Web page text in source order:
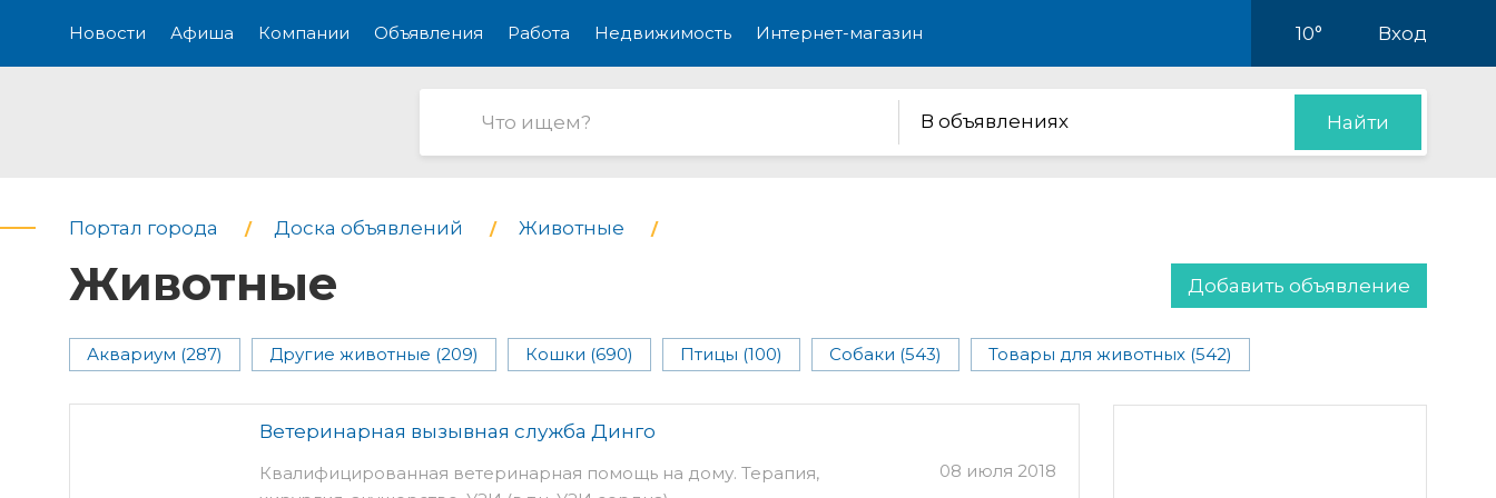
Новости Афиша Компании Объявления Работа Недвижимость Интернет-магазин 10° Вход
В объявлениях Найти
Портал города Доска объявлений Животные
Животные Добавить объявление
Аквариум (287) Другие животные (209) Кошки (690) Птицы (100) Собаки (543) Товары для животных (542)
Ветеринарная вызывная служба Динго
Квалифицированная ветеринарная помощь на дому. Терапия,
08 июля 2018